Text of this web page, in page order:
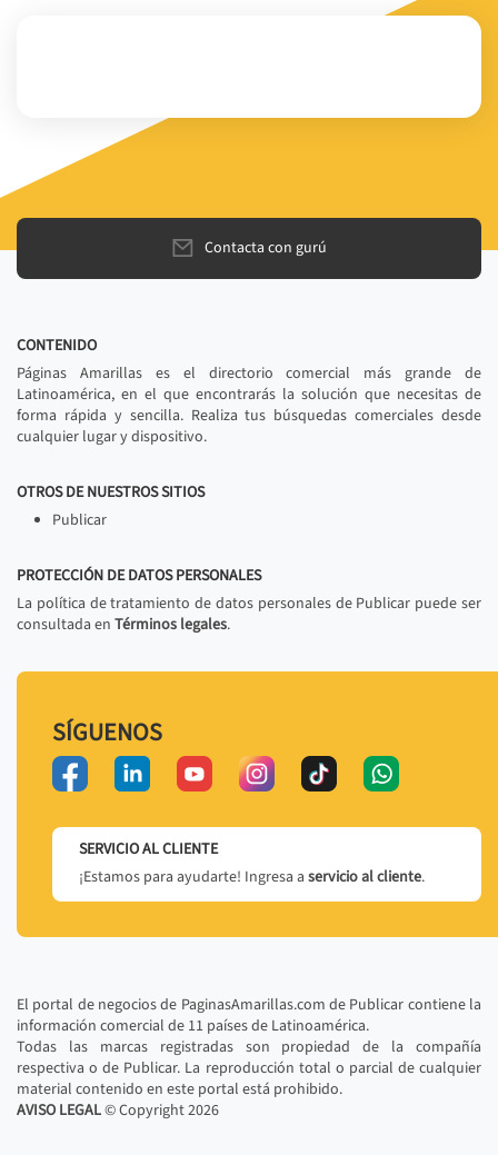
Contacta con gurú
CONTENIDO
Páginas Amarillas es el directorio comercial más grande de
Latinoamérica, en el que encontrarás la solución que necesitas de
forma rápida y sencilla. Realiza tus búsquedas comerciales desde
cualquier lugar y dispositivo.
OTROS DE NUESTROS SITIOS
Publicar
PROTECCIÓN DE DATOS PERSONALES
La política de tratamiento de datos personales de Publicar puede ser
consultada en Términos legales.
SÍGUENOS
SERVICIO AL CLIENTE
¡Estamos para ayudarte! Ingresa a servicio al cliente.
El portal de negocios de PaginasAmarillas.com de Publicar contiene la
información comercial de 11 países de Latinoamérica.
Todas las marcas registradas son propiedad de la compañía
respectiva o de Publicar. La reproducción total o parcial de cualquier
material contenido en este portal está prohibido.
AVISO LEGAL© Copyright2026